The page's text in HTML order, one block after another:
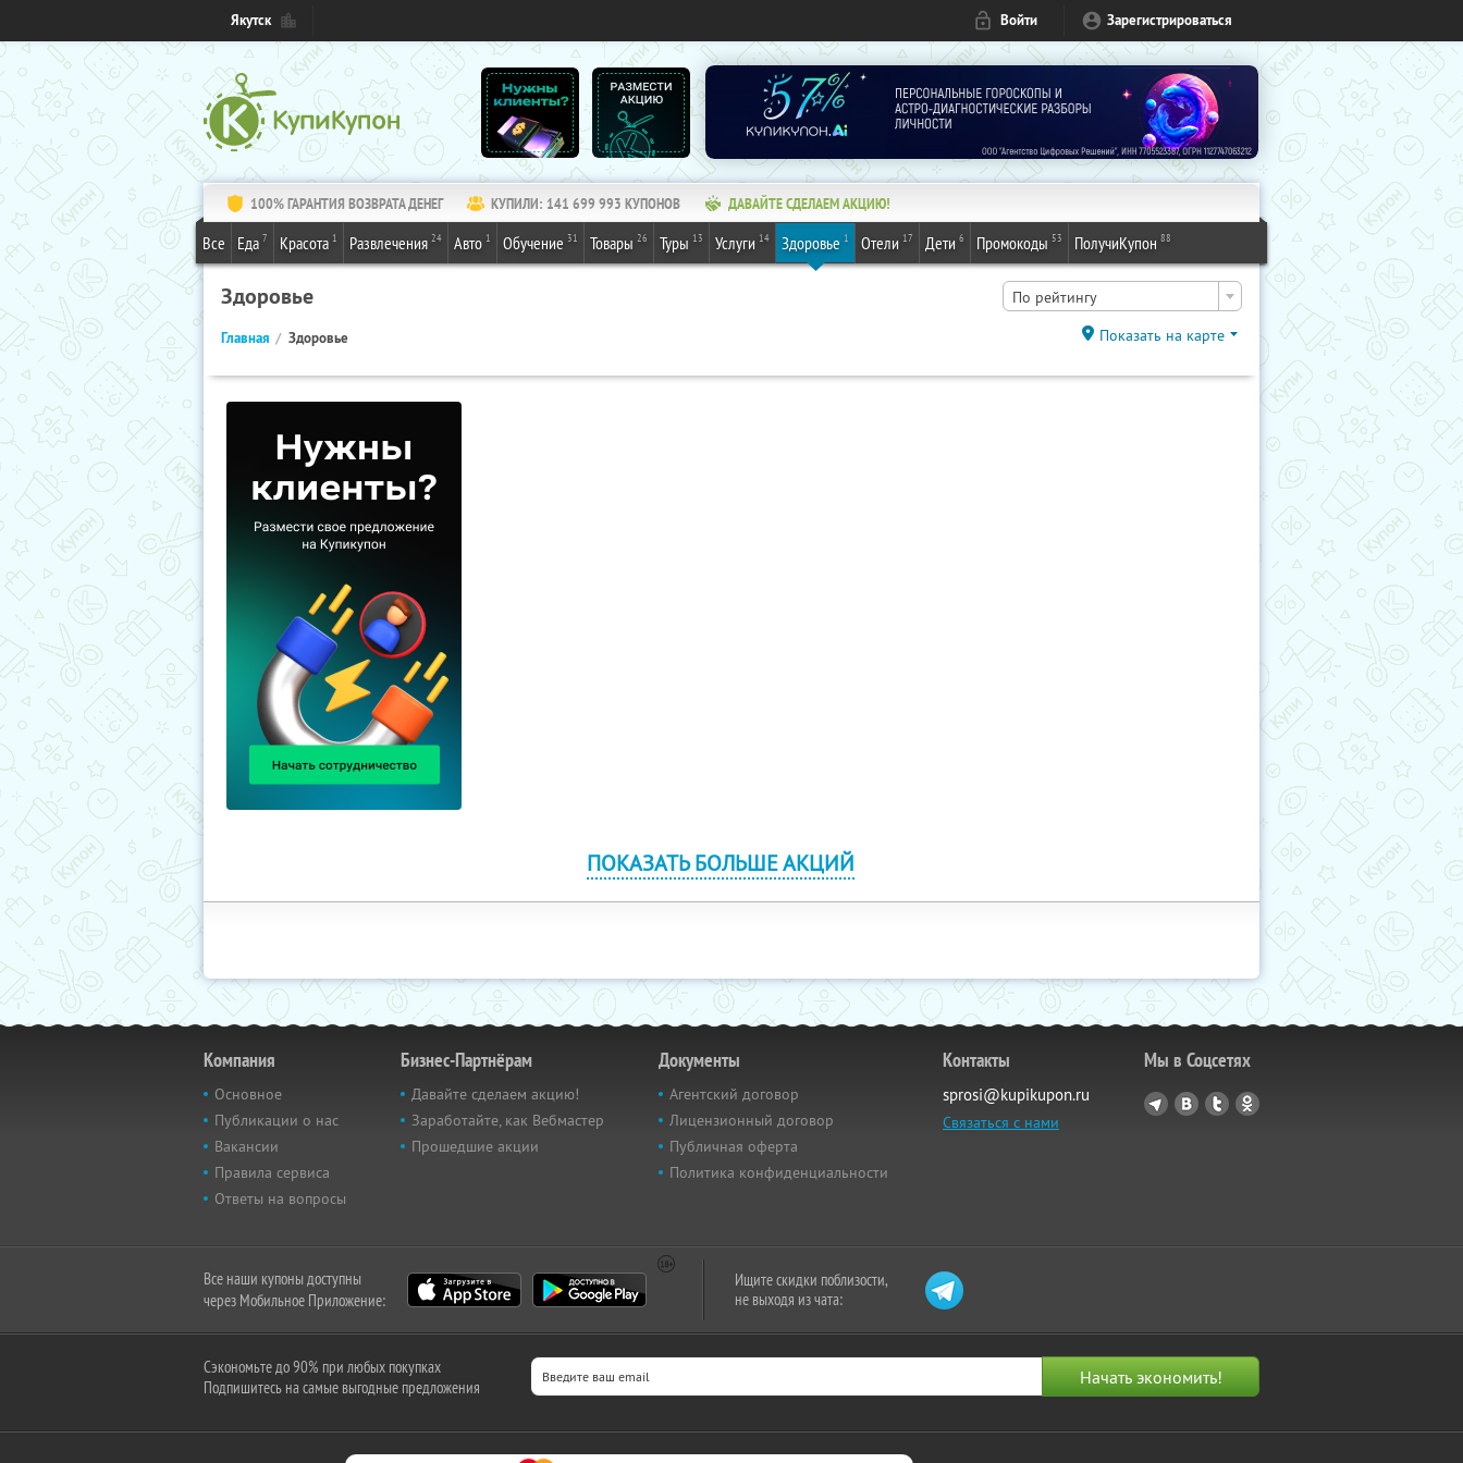
Якутск Войти Зарегистрироваться
100% ГАРАНТИЯ ВОЗВРАТА ДЕНЕГ КУПИЛИ: 141 699 993 КУПОНОВ ДАВАЙТЕ СДЕЛАЕМ АКЦИЮ!
Все Еда 7 Красота 1 Развлечения 24 Авто 1 Обучение 31 Товары 26 Туры 13 Услуги 14 Здоровье 1 Отели 17 Дети 6 Промокоды 53 ПолучиКупон 88
Здоровье По рейтингу
Главная Здоровье Показать на карте
ПОКАЗАТЬ БОЛЬШЕ АКЦИЙ
Компания
Основное
Публикации о нас
Вакансии
Правила сервиса
Ответы на вопросы
Бизнес-Партнёрам
Давайте сделаем акцию!
Заработайте, как Вебмастер
Прошедшие акции
Документы
Агентский договор
Лицензионный договор
Публичная оферта
Политика конфиденциальности
Контакты
sprosi@kupikupon.ru
Связаться с нами
Мы в Соцсетях
Все наши купоны доступны
через Мобильное Приложение:
Ищите скидки поблизости,
не выходя из чата:
Сэкономьте до 90% при любых покупках
Подпишитесь на самые выгодные предложения